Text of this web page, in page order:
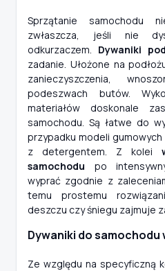
Sprzątanie samochodu
zwłaszcza, jeśli nie
odkurzaczem. Dywaniki
zadanie. Ułożone na
zanieczyszczenia,
podeszwach butów.
materiałów doskonale
samochodu. Są łatwe do
przypadku modeli
z detergentem. Z kolei
samochodu po
wyprać zgodnie z
temu prostemu
deszczu czy śniegu zajmuje
Dywaniki do
Ze względu na specyficzną